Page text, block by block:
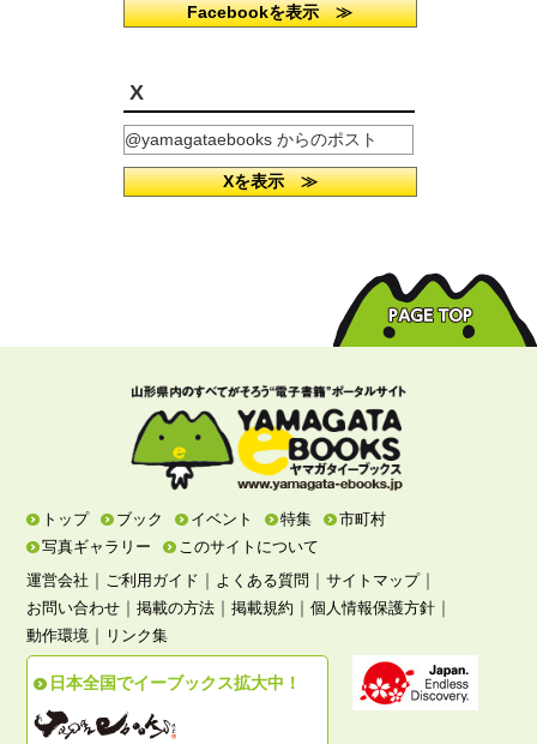
Facebookを表示 ≫
X
@yamagataebooks からのポスト
Xを表示 ≫
トップ ブック イベント 特集
市町村
写真ギャラリー
このサイトについて
運営会社 ｜ ご利用ガイド ｜ よくある質問 ｜サイトマップ｜
お問い合わせ ｜掲載の方法 ｜掲載規約 ｜個人情報保護方針 ｜
動作環境 ｜ リンク集
日本全国でイーブックス拡大中！